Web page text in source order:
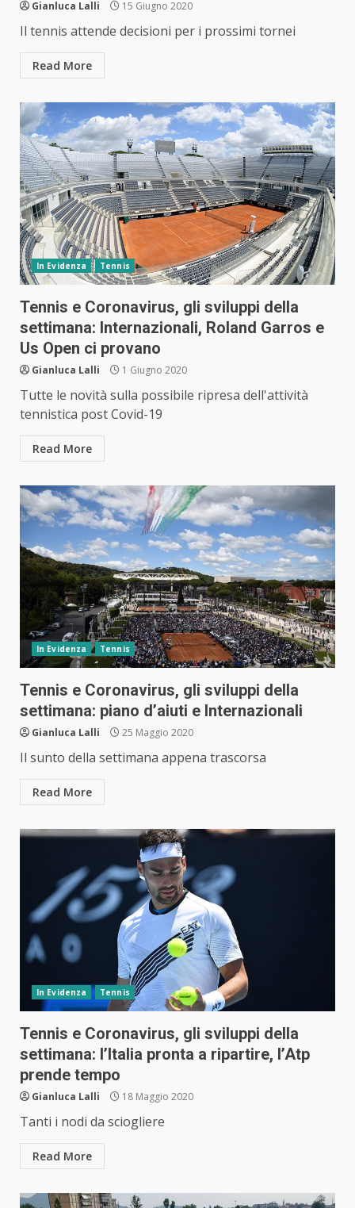
Gianluca Lalli 15 Giugno 2020
Il tennis attende decisioni per i prossimi tornei
Read More
In Evidenza Tennis
Tennis e Coronavirus, gli sviluppi della
settimana: Internazionali, Roland Garros e
Us Open ci provano
Gianluca Lalli 1 Giugno 2020
Tutte le novità sulla possibile ripresa dell'attività
tennistica post Covid-19
Read More
In Evidenza Tennis
Tennis e Coronavirus, gli sviluppi della
settimana: piano d’aiuti e Internazionali
Gianluca Lalli 25 Maggio 2020
Il sunto della settimana appena trascorsa
Read More
In Evidenza Tennis
Tennis e Coronavirus, gli sviluppi della
settimana: l’Italia pronta a ripartire, l’Atp
prende tempo
Gianluca Lalli 18 Maggio 2020
Tanti i nodi da sciogliere
Read More